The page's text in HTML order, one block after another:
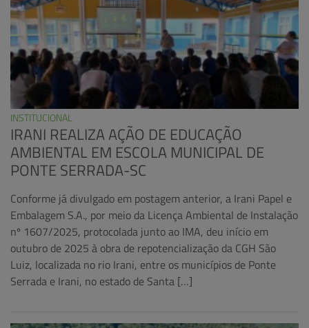
INSTITUCIONAL
IRANI REALIZA AÇÃO DE EDUCAÇÃO
AMBIENTAL EM ESCOLA MUNICIPAL DE
PONTE SERRADA-SC
Conforme já divulgado em postagem anterior, a Irani Papel e
Embalagem S.A., por meio da Licença Ambiental de Instalação
nº 1607/2025, protocolada junto ao IMA, deu início em
outubro de 2025 à obra de repotencialização da CGH São
Luiz, localizada no rio Irani, entre os municípios de Ponte
Serrada e Irani, no estado de Santa […]